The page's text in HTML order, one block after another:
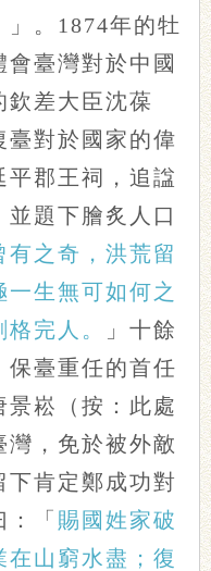
」。1874年的牡
臺灣對於中國
欽差大臣沈葆
臺對於國家的偉
平郡王祠，追諡
題下膾炙人口
有之奇，洪荒留
生無可如何之
完人。
」十餘
保臺重任的首任
崧（按：此處
灣，免於被外敵
肯定鄭成功對
「 賜國姓家破
山窮水盡；復